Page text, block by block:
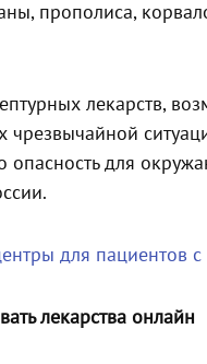
прополиса,
лекарств,
чрезвычайной
опасность для
для пациентов с
лекарства онлайн